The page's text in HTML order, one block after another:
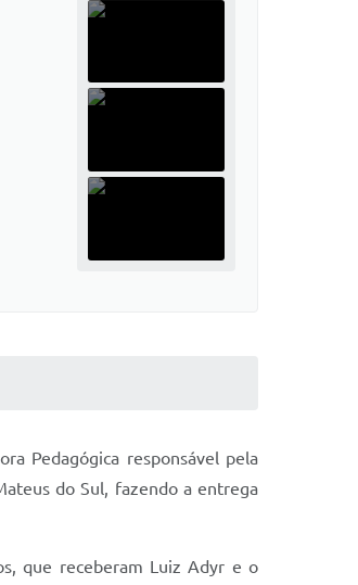
Pedagógica responsável pela
do Sul, fazendo a entrega
que receberam Luiz Adyr e o